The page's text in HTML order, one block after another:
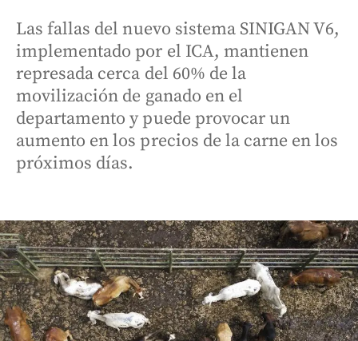
Las fallas del nuevo sistema SINIGAN V6,
implementado por el ICA, mantienen
represada cerca del 60% de la
movilización de ganado en el
departamento y puede provocar un
aumento en los precios de la carne en los
próximos días.